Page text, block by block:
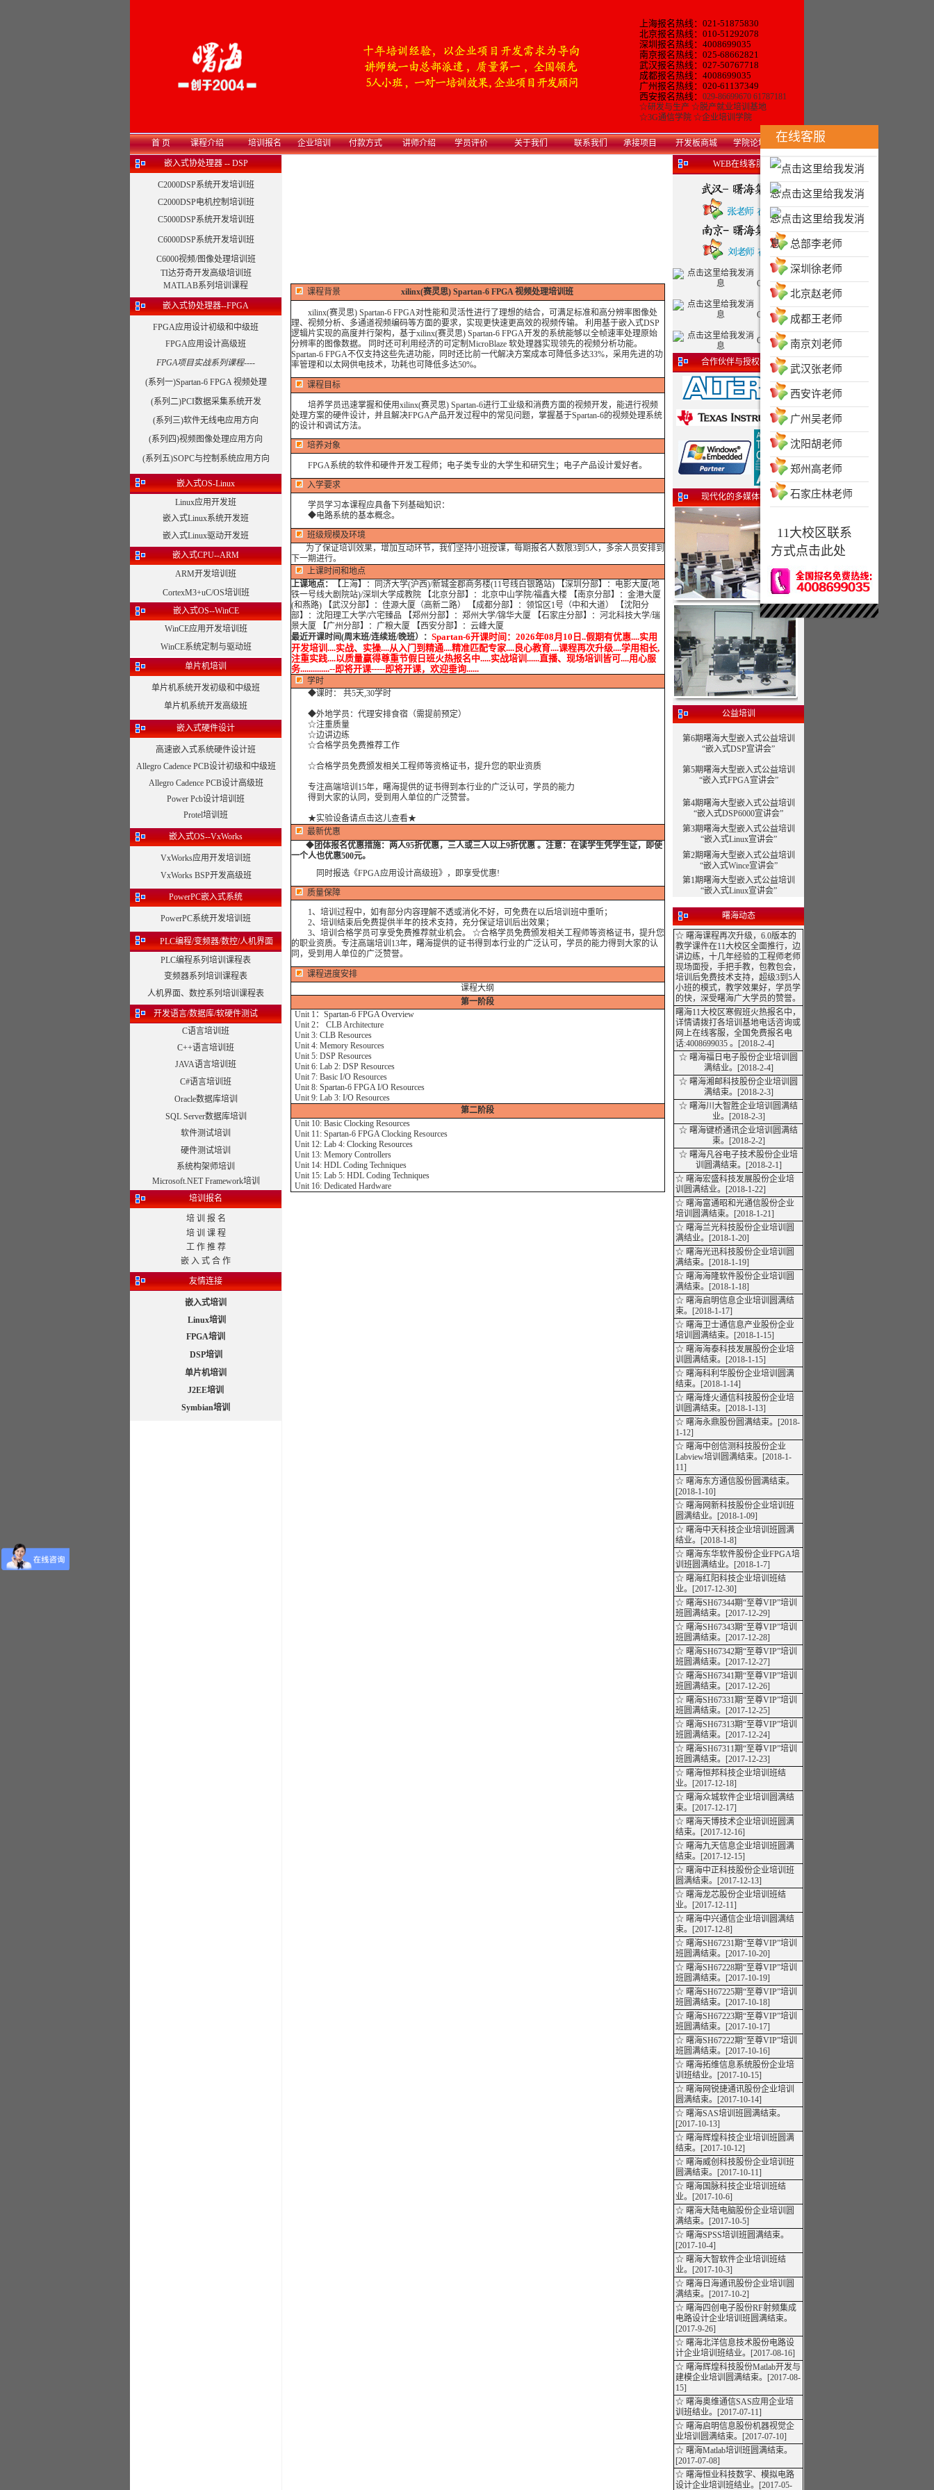
上海报名热线：021-51875830
北京报名热线：010-51292078
深圳报名热线：4008699035
南京报名热线：025-68662821
武汉报名热线：027-50767718
成都报名热线：4008699035
广州报名热线： 020-61137349
西安报名热线： 029-86699670 61787181
☆研发与生产 ☆脱产就业培训基地
☆3G通信学院 ☆企业培训学院
首 页 课程介绍 培训报名 企业培训 付款方式 讲师介绍 学员评价 关于我们 联系我们 承接项目 开发板商城 学院论坛
嵌入式协处理器 -- DSP
C2000DSP系统开发培训班
C2000DSP电机控制培训班
C5000DSP系统开发培训班
C6000DSP系统开发培训班
C6000视频/图像处理培训班
TI达芬奇开发高级培训班
MATLAB系列培训课程
嵌入式协处理器--FPGA
FPGA应用设计初级和中级班
FPGA应用设计高级班
FPGA项目实战系列课程----
(系列一)Spartan-6 FPGA 视频处理
(系列二)PCI数据采集系统开发
(系列三)软件无线电应用方向
(系列四)视频图像处理应用方向
(系列五)SOPC与控制系统应用方向
嵌入式OS-Linux
Linux应用开发班
嵌入式Linux系统开发班
嵌入式Linux驱动开发班
嵌入式CPU--ARM
ARM开发培训班
CortexM3+uC/OS培训班
嵌入式OS--WinCE
WinCE应用开发培训班
WinCE系统定制与驱动班
单片机培训
单片机系统开发初级和中级班
单片机系统开发高级班
嵌入式硬件设计
高速嵌入式系统硬件设计班
Allegro Cadence PCB设计初级和中级班
Allegro Cadence PCB设计高级班
Power Pcb设计培训班
Protel培训班
嵌入式OS--VxWorks
VxWorks应用开发培训班
VxWorks BSP开发高级班
PowerPC嵌入式系统
PowerPC系统开发培训班
PLC编程/变频器/数控/人机界面
PLC编程系列培训课程表
变频器系列培训课程表
人机界面、数控系列培训课程表
开发语言/数据库/软硬件测试
C语言培训班
C++语言培训班
JAVA语言培训班
C#语言培训班
Oracle数据库培训
SQL Server数据库培训
软件测试培训
硬件测试培训
系统构架师培训
Microsoft.NET Framework培训
培训报名
培 训 报 名
培 训 课 程
工 作 推 荐
嵌 入 式 合 作
友情连接
嵌入式培训
Linux培训
FPGA培训
DSP培训
单片机培训
J2EE培训
Symbian培训
WEB在线客服
QQ客服一
QQ客服二
QQ客服三
合作伙伴与授权机构
现代化的多媒体教室
公益培训
第6期曙海大型嵌入式公益培训
“嵌入式DSP宣讲会”
第5期曙海大型嵌入式公益培训
“嵌入式FPGA宣讲会”
第4期曙海大型嵌入式公益培训
“嵌入式DSP6000宣讲会”
第3期曙海大型嵌入式公益培训
“嵌入式Linux宣讲会”
第2期曙海大型嵌入式公益培训
“嵌入式Wince宣讲会”
第1期曙海大型嵌入式公益培训
“嵌入式Linux宣讲会”
曙海动态
☆ 曙海课程再次升级，6.0版本的
教学课件在11大校区全面推行，边
讲边练，十几年经验的工程师老师
现场面授，手把手教，包教包会，
培训后免费技术支持，超级3到5人
小班的模式，教学效果好，学员学
的快，深受曙海广大学员的赞誉。
曙海11大校区寒假班火热报名中，
详情请拨打各培训基地电话咨询或
网上在线客服，全国免费报名电
话:4008699035 。 [2018-2-4]
☆ 曙海福日电子股份企业培训圆
满结业。[2018-2-4]
☆ 曙海湘邮科技股份企业培训圆
满结束。[2018-2-3]
☆ 曙海川大智胜企业培训圆满结
业。[2018-2-3]
☆ 曙海键桥通讯企业培训圆满结
束。[2018-2-2]
☆ 曙海凡谷电子技术股份企业培
训圆满结束。[2018-2-1]
☆ 曙海宏盛科技发展股份企业培
训圆满结业。[2018-1-22]
☆ 曙海富通昭和光通信股份企业
培训圆满结束。[2018-1-21]
☆ 曙海兰光科技股份企业培训圆
满结业。[2018-1-20]
☆ 曙海光迅科技股份企业培训圆
满结束。[2018-1-19]
☆ 曙海海隆软件股份企业培训圆
满结束。[2018-1-18]
☆ 曙海启明信息企业培训圆满结
束。[2018-1-17]
☆ 曙海卫士通信息产业股份企业
培训圆满结束。[2018-1-15]
☆ 曙海海泰科技发展股份企业培
训圆满结束。[2018-1-15]
☆ 曙海科利华股份企业培训圆满
结束。[2018-1-14]
☆ 曙海烽火通信科技股份企业培
训圆满结束。[2018-1-13]
☆ 曙海永鼎股份圆满结束。[2018-
1-12]
☆ 曙海中创信测科技股份企业
Labview培训圆满结束。[2018-1-
11]
☆ 曙海东方通信股份圆满结束。
[2018-1-10]
☆ 曙海网新科技股份企业培训班
圆满结业。[2018-1-09]
☆ 曙海中天科技企业培训班圆满
结业。[2018-1-8]
☆ 曙海东华软件股份企业FPGA培
训班圆满结业。[2018-1-7]
☆ 曙海红阳科技企业培训班结
业。[2017-12-30]
☆ 曙海SH67344期“至尊VIP”培训
班圆满结束。[2017-12-29]
☆ 曙海SH67343期“至尊VIP”培训
班圆满结束。[2017-12-28]
☆ 曙海SH67342期“至尊VIP”培训
班圆满结束。[2017-12-27]
☆ 曙海SH67341期“至尊VIP”培训
班圆满结束。[2017-12-26]
☆ 曙海SH67331期“至尊VIP”培训
班圆满结束。[2017-12-25]
☆ 曙海SH67313期“至尊VIP”培训
班圆满结束。[2017-12-24]
☆ 曙海SH67311期“至尊VIP”培训
班圆满结束。[2017-12-23]
☆ 曙海恒邦科技企业培训班结
业。[2017-12-18]
☆ 曙海众城软件企业培训圆满结
束。[2017-12-17]
☆ 曙海天博技术企业培训班圆满
结束。[2017-12-16]
☆ 曙海九天信息企业培训班圆满
结束。[2017-12-15]
☆ 曙海中正科技股份企业培训班
圆满结束。[2017-12-13]
☆ 曙海龙芯股份企业培训班结
业。[2017-12-11]
☆ 曙海中兴通信企业培训圆满结
束。[2017-12-8]
☆ 曙海SH67231期“至尊VIP”培训
班圆满结束。[2017-10-20]
☆ 曙海SH67228期“至尊VIP”培训
班圆满结束。[2017-10-19]
☆ 曙海SH67225期“至尊VIP”培训
班圆满结束。[2017-10-18]
☆ 曙海SH67223期“至尊VIP”培训
班圆满结束。[2017-10-17]
☆ 曙海SH67222期“至尊VIP”培训
班圆满结束。[2017-10-16]
☆ 曙海拓维信息系统股份企业培
训班结业。[2017-10-15]
☆ 曙海网锐捷通讯股份企业培训
圆满结束。[2017-10-14]
☆ 曙海SAS培训班圆满结束。
[2017-10-13]
☆ 曙海辉煌科技企业培训班圆满
结束。[2017-10-12]
☆ 曙海威创科技股份企业培训班
圆满结束。[2017-10-11]
☆ 曙海国脉科技企业培训班结
业。[2017-10-6]
☆ 曙海大陆电脑股份企业培训圆
满结束。[2017-10-5]
☆ 曙海SPSS培训班圆满结束。
[2017-10-4]
☆ 曙海大智软件企业培训班结
业。[2017-10-3]
☆ 曙海日海通讯股份企业培训圆
满结束。[2017-10-2]
☆ 曙海四创电子股份RF射频集成
电路设计企业培训班圆满结束。
[2017-9-26]
☆ 曙海北洋信息技术股份电路设
计企业培训班结业。[2017-08-16]
☆ 曙海辉煌科技股份Matlab开发与
建模企业培训圆满结束。[2017-08-
15]
☆ 曙海奥维通信SAS应用企业培
训班结业。[2017-07-11]
☆ 曙海启明信息股份机器视觉企
业培训圆满结束。[2017-07-10]
☆ 曙海Matlab培训班圆满结束。
[2017-07-08]
☆ 曙海恒业科技数字、模拟电路
设计企业培训班结业。[2017-05-
课程背景 xilinx(赛灵思) Spartan-6 FPGA 视频处理培训班
xilinx(赛灵思) Spartan-6 FPGA对性能和灵活性进行了理想的结合，可满足标准和高分辨率图像处
理、视频分析、多通道视频编码等方面的要求，实现更快速更高效的视频传输。 利用基于嵌入式DSP
逻辑片实现的高度并行架构，基于xilinx(赛灵思) Spartan-6 FPGA开发的系统能够以全帧速率处理原始
分辨率的图像数据。 同时还可利用经济的可定制MicroBlaze 软处理器实现领先的视频分析功能。
Spartan-6 FPGA不仅支持这些先进功能，同时还比前一代解决方案成本可降低多达33%，采用先进的功
率管理和以太网供电技术，功耗也可降低多达50%。
课程目标
培养学员迅速掌握和使用xilinx(赛灵思) Spartan-6进行工业级和消费方面的视频开发，能进行视频
处理方案的硬件设计，并且解决FPGA产品开发过程中的常见问题，掌握基于Spartan-6的视频处理系统
的设计和调试方法。
培养对象
FPGA系统的软件和硬件开发工程师；电子类专业的大学生和研究生；电子产品设计爱好者。
入学要求
学员学习本课程应具备下列基础知识：
◆电路系统的基本概念。
班级规模及环境
为了保证培训效果，增加互动环节，我们坚持小班授课，每期报名人数限3到5人，多余人员安排到
下一期进行。
上课时间和地点
上课地点：
【上海】：同济大学(沪西)/新城金郡商务楼(11号线白银路站) 【深圳分部】：电影大厦(地
铁一号线大剧院站)/深圳大学成教院 【北京分部】：北京中山学院/福鑫大楼 【南京分部】：金港大厦
(和燕路) 【武汉分部】：佳源大厦（高新二路） 【成都分部】：领馆区1号（中和大道） 【沈阳分
部】：沈阳理工大学/六宅臻品 【郑州分部】：郑州大学/锦华大厦 【石家庄分部】：河北科技大学/瑞
景大厦 【广州分部】：广粮大厦 【西安分部】：云峰大厦
最近开课时间(周末班/连续班/晚班）
： Spartan-6开课时间：2026年08月10日..假期有优惠....实用
开发培训....实战、实操....从入门到精通....精准匹配专家....良心教育....课程再次升级....学用相长,
注重实践....以质量赢得尊重节假日班火热报名中.....实战培训......直播、现场培训皆可....用心服
务..............--即将开课-----即将开课，欢迎垂询......
学时
◆课时： 共5天,30学时
◆外地学员：代理安排食宿（需提前预定）
☆注重质量
☆边讲边练
☆合格学员免费推荐工作
☆合格学员免费颁发相关工程师等资格证书，提升您的职业资质
专注高端培训15年，曙海提供的证书得到本行业的广泛认可，学员的能力
得到大家的认同，受到用人单位的广泛赞誉。
★实验设备请点击这儿查看★
最新优惠
◆团体报名优惠措施： 两人95折优惠，三人或三人以上9折优惠 。注意：在读学生凭学生证，即使
一个人也优惠500元。
同时报选《FPGA应用设计高级班》 ，即享受优惠!
质量保障
1、培训过程中，如有部分内容理解不透或消化不好，可免费在以后培训班中重听；
2、培训结束后免费提供半年的技术支持，充分保证培训后出效果；
3、培训合格学员可享受免费推荐就业机会。 ☆合格学员免费颁发相关工程师等资格证书，提升您
的职业资质。专注高端培训13年，曙海提供的证书得到本行业的广泛认可，学员的能力得到大家的认
同，受到用人单位的广泛赞誉。
课程进度安排
课程大纲
第一阶段
Unit 1：Spartan-6 FPGA Overview
Unit 2： CLB Architecture
Unit 3: CLB Resources
Unit 4: Memory Resources
Unit 5: DSP Resources
Unit 6: Lab 2: DSP Resources
Unit 7: Basic I/O Resources
Unit 8: Spartan-6 FPGA I/O Resources
Unit 9: Lab 3: I/O Resources
第二阶段
Unit 10: Basic Clocking Resources
Unit 11: Spartan-6 FPGA Clocking Resources
Unit 12: Lab 4: Clocking Resources
Unit 13: Memory Controllers
Unit 14: HDL Coding Techniques
Unit 15: Lab 5: HDL Coding Techniques
Unit 16: Dedicated Hardware
在线客服
总部李老师
深圳徐老师
北京赵老师
成都王老师
南京刘老师
武汉张老师
西安许老师
广州吴老师
沈阳胡老师
郑州高老师
石家庄林老师
11大校区联系
方式点击此处